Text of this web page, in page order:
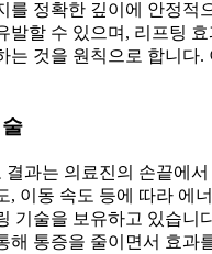
를 정확한 깊이에 안정
발할 수 있으며, 리프팅
것을 원칙으로 합니
과는 의료진의 손끝에
, 이동 속도 등에 따라 에
기술을 보유하고 있습
해 통증을 줄이면서 효